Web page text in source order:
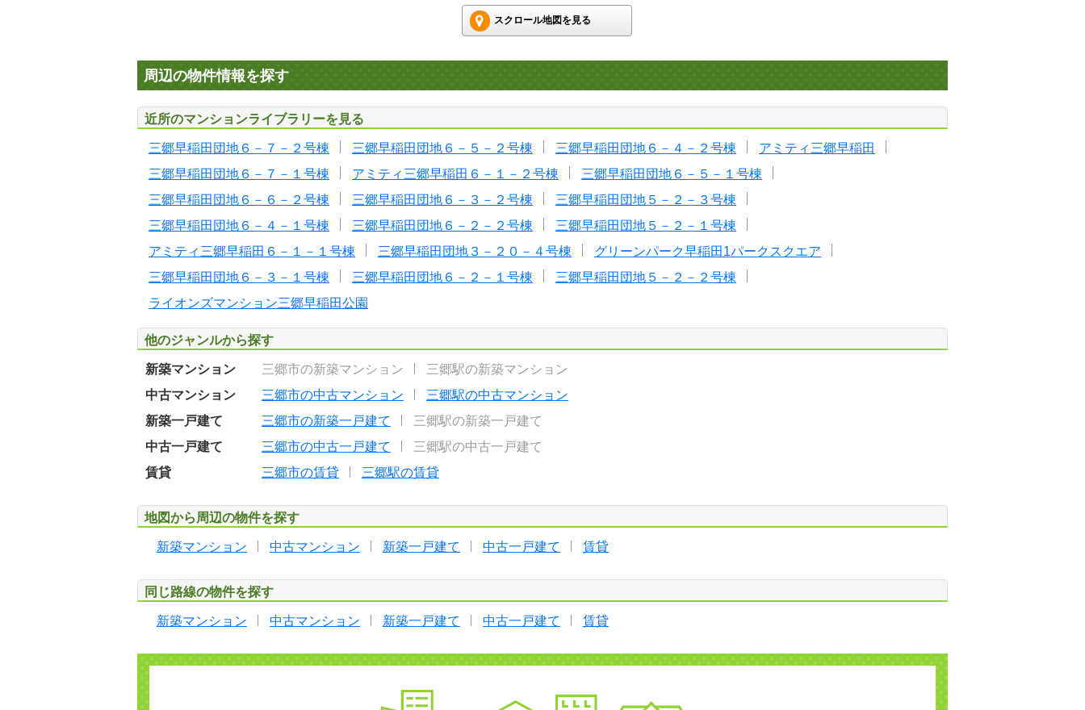
スクロール地図を見る
周辺の物件情報を探す
近所のマンションライブラリーを見る
三郷早稲田団地６－７－２号棟 三郷早稲田団地６－５－２号棟 三郷早稲田団地６－４－２号棟
アミティ三郷早稲田
三郷早稲田団地６－７－１号棟
アミティ三郷早稲田６－１－２号棟
三郷早稲田団地６－５－１号棟
三郷早稲田団地６－６－２号棟
三郷早稲田団地６－３－２号棟
三郷早稲田団地５－２－３号棟
三郷早稲田団地６－４－１号棟
三郷早稲田団地６－２－２号棟
三郷早稲田団地５－２－１号棟
アミティ三郷早稲田６－１－１号棟
三郷早稲田団地３－２０－４号棟
グリーンパーク早稲田1パークスクエア
三郷早稲田団地６－３－１号棟
三郷早稲田団地６－２－１号棟
三郷早稲田団地５－２－２号棟
ライオンズマンション三郷早稲田公園
他のジャンルから探す
新築マンション 三郷市の新築マンション
三郷駅の新築マンション
中古マンション
三郷市の中古マンション
三郷駅の中古マンション
新築一戸建て
三郷市の新築一戸建て
三郷駅の新築一戸建て
中古一戸建て
三郷市の中古一戸建て
三郷駅の中古一戸建て
賃貸
三郷市の賃貸 三郷駅の賃貸
地図から周辺の物件を探す
新築マンション 中古マンション 新築一戸建て 中古一戸建て 賃貸
同じ路線の物件を探す
新築マンション 中古マンション 新築一戸建て 中古一戸建て 賃貸